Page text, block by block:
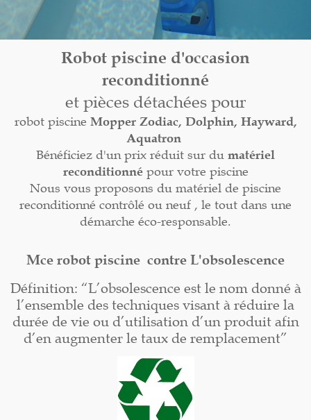
Robot piscine d'occasion
reconditionné
et pièces détachées pour
robot piscine Mopper Zodiac, Dolphin, Hayward,
Aquatron
Bénéficiez d'un prix réduit sur du matériel
reconditionnépour votre piscine
Nous vous proposons du matériel de piscine
reconditionné contrôlé ou neuf , le tout dans une
démarche éco-responsable.
Mce robot piscine contre L'obsolescence
Définition: “L’obsolescence est le nom donné à
l’ensemble des techniques visant à réduire la
durée de vie ou d’utilisation d’un produit afin
d’en augmenter le taux de remplacement”